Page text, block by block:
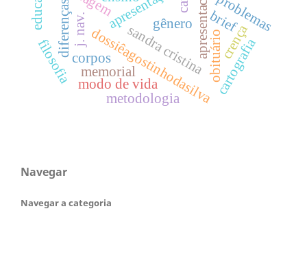
dossiêagostinhodasilva
brief
j. nav. sandra cristinaobituário
memorial
diferenças
corpos
filosofia modo de vida
crença
cartografia
metodologia
gênero problemas
Navegar
Navegar a categoria